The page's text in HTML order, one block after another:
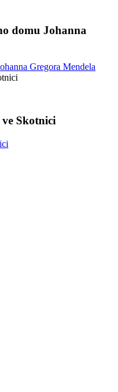
domu Johanna
Gregora Mendela
Skotnici